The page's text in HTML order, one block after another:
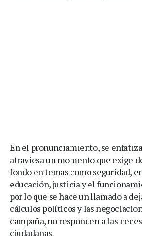
En el pronunciamiento, se
atraviesa un momento que exige
fondo en temas como seguridad,
educación, justicia y el
por lo que se hace un llamado a
cálculos políticos y las
campaña, no responden a las
ciudadanas.